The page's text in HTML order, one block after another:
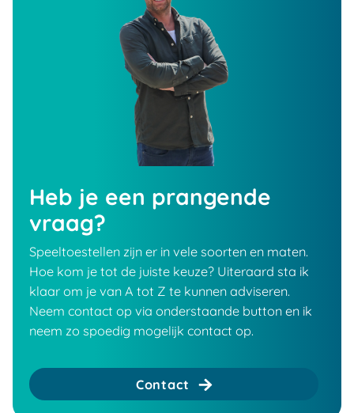
Heb je een prangende
vraag?
Speeltoestellen zijn er in vele soorten en maten.
Hoe kom je tot de juiste keuze? Uiteraard sta ik
klaar om je van A tot Z te kunnen adviseren.
Neem contact op via onderstaande button en ik
neem zo spoedig mogelijk contact op.
Contact